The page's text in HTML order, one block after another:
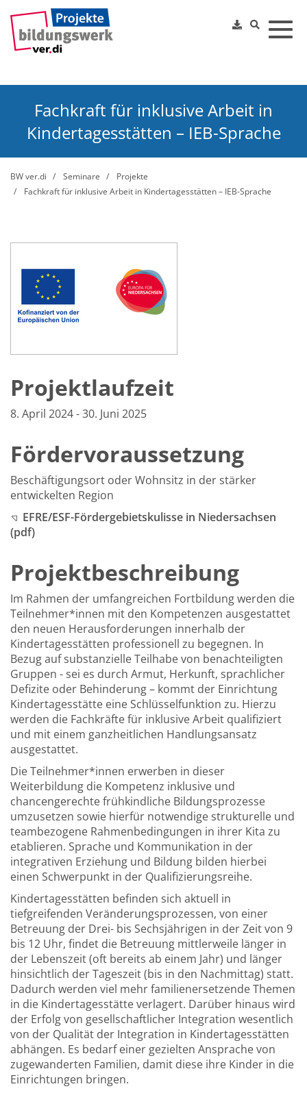
Fachkraft für inklusive Arbeit in
Kindertagesstätten – IEB-Sprache
BW ver.di Seminare
Projekte
Fachkraft für inklusive Arbeit in Kindertagesstätten – IEB-Sprache
Projektlaufzeit
8. April 2024 - 30. Juni 2025
Fördervoraussetzung
Beschäftigungsort oder Wohnsitz in der stärker
entwickelten Region
EFRE/ESF-Fördergebietskulisse in Niedersachsen
(pdf)
Projektbeschreibung
Im Rahmen der umfangreichen Fortbildung werden die
Teilnehmer*innen mit den Kompetenzen ausgestattet
den neuen Herausforderungen innerhalb der
Kindertagesstätten professionell zu begegnen. In
Bezug auf substanzielle Teilhabe von benachteiligten
Gruppen - sei es durch Armut, Herkunft, sprachlicher
Defizite oder Behinderung – kommt der Einrichtung
Kindertagesstätte eine Schlüsselfunktion zu. Hierzu
werden die Fachkräfte für inklusive Arbeit qualifiziert
und mit einem ganzheitlichen Handlungsansatz
ausgestattet.
Die Teilnehmer*innen erwerben in dieser
Weiterbildung die Kompetenz inklusive und
chancengerechte frühkindliche Bildungsprozesse
umzusetzen sowie hierfür notwendige strukturelle und
teambezogene Rahmenbedingungen in ihrer Kita zu
etablieren. Sprache und Kommunikation in der
integrativen Erziehung und Bildung bilden hierbei
einen Schwerpunkt in der Qualifizierungsreihe.
Kindertagesstätten befinden sich aktuell in
tiefgreifenden Veränderungsprozessen, von einer
Betreuung der Drei- bis Sechsjährigen in der Zeit von 9
bis 12 Uhr, findet die Betreuung mittlerweile länger in
der Lebenszeit (oft bereits ab einem Jahr) und länger
hinsichtlich der Tageszeit (bis in den Nachmittag) statt.
Dadurch werden viel mehr familienersetzende Themen
in die Kindertagesstätte verlagert. Darüber hinaus wird
der Erfolg von gesellschaftlicher Integration wesentlich
von der Qualität der Integration in Kindertagesstätten
abhängen. Es bedarf einer gezielten Ansprache von
zugewanderten Familien, damit diese ihre Kinder in die
Einrichtungen bringen.